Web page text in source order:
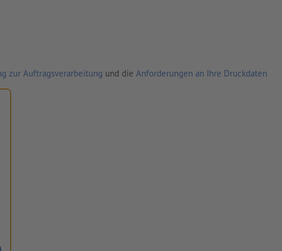
zur Auftragsverarbeitung und die Anforderungen an Ihre Druckdaten